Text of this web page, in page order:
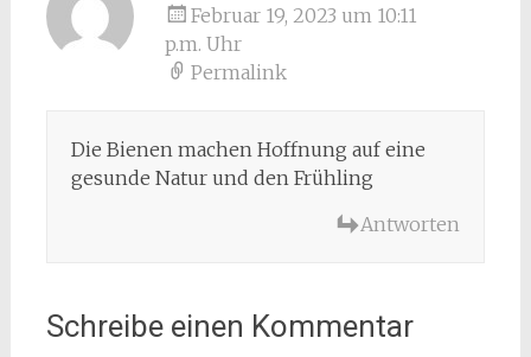
Februar 19, 2023 um 10:11
p.m. Uhr
Permalink
Die Bienen machen Hoffnung auf eine
gesunde Natur und den Frühling
Antworten
Schreibe einen Kommentar